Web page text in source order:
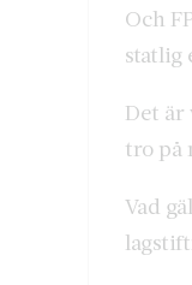
Och
statlig
Det är
tro på
Vad